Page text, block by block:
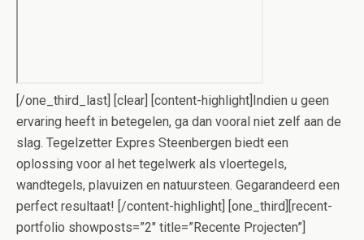
[/one_third_last] [clear] [content-highlight]Indien u geen
ervaring heeft in betegelen, ga dan vooral niet zelf aan de
slag. Tegelzetter Expres Steenbergen biedt een
oplossing voor al het tegelwerk als vloertegels,
wandtegels, plavuizen en natuursteen. Gegarandeerd een
perfect resultaat! [/content-highlight] [one_third][recent-
portfolio showposts=”2″ title=”Recente Projecten”]